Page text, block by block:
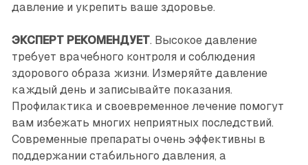
давление и укрепить ваше здоровье.
ЭКСПЕРТ РЕКОМЕНДУЕТ. Высокое давление
требует врачебного контроля и соблюдения
здорового образа жизни. Измеряйте давление
каждый день и записывайте показания.
Профилактика и своевременное лечение помогут
вам избежать многих неприятных последствий.
Современные препараты очень эффективны в
поддержании стабильного давления, а